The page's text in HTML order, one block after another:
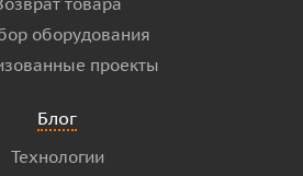
оборудования
проекты
Блог
Технологии